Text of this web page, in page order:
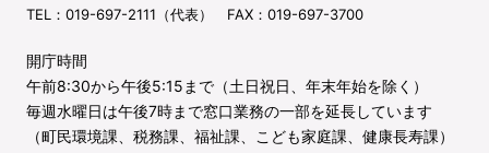
TEL：019-697-2111（代表） FAX：019-697-3700
開庁時間
午前8:30から午後5:15まで（土日祝日、年末年始を除く）
毎週水曜日は午後7時まで窓口業務の一部を延長しています
（町民環境課、税務課、福祉課、こども家庭課、健康長寿課）